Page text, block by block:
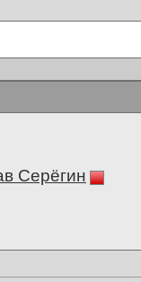
Серёгин